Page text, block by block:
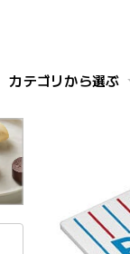
カテゴリから選ぶ